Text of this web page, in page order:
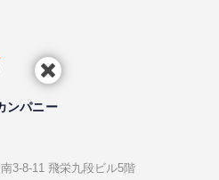
ンパニー
3-8-11 飛栄九段ビル5階